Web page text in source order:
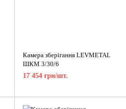
Камера зберігання LEVMETAL
ШКМ 3/30/6
17 454 грн/шт.